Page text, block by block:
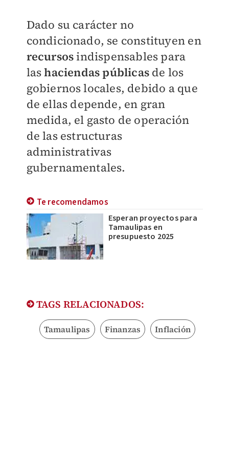
Dado su carácter no
condicionado, se constituyen en
recursosindispensables para
lashaciendas públicas de los
gobiernos locales, debido a que
de ellas depende, en gran
medida, el gasto de operación
de las estructuras
administrativas
gubernamentales.
Te recomendamos
Esperan proyectos para
Tamaulipas en
presupuesto 2025
TAGS RELACIONADOS:
Tamaulipas Finanzas Inflación